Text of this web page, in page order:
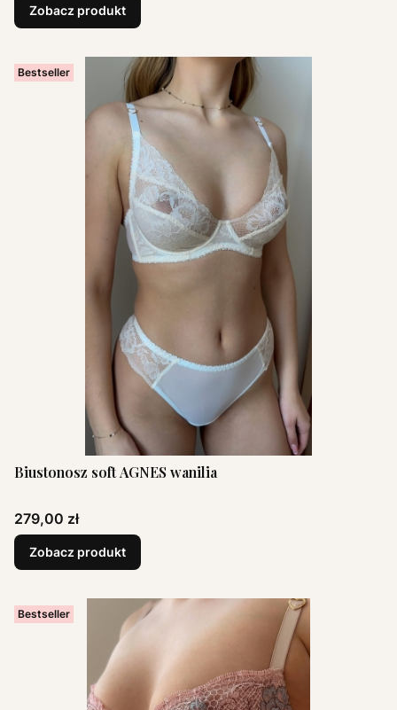
Zobacz produkt
Bestseller
Biustonosz soft AGNES wanilia
Cena
279,00 zł
Zobacz produkt
Bestseller